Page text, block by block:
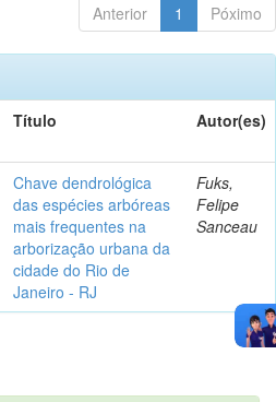
Anterior 1 Póximo
Título Autor(es)
Chave dendrológica
das espécies arbóreas
mais frequentes na
arborização urbana da
cidade do Rio de
Janeiro - RJ
Fuks,
Felipe
Sanceau